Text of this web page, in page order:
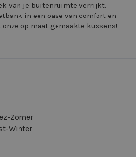
van je buitenruimte verrijkt.
in een oase van comfort en
op maat gemaakte kussens!
Zomer
Winter